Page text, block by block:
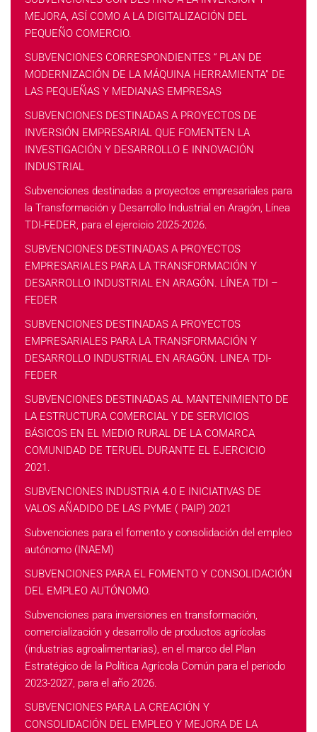
MEJORA, ASÍ COMO A LA DIGITALIZACIÓN DEL
PEQUEÑO COMERCIO.
SUBVENCIONES CORRESPONDIENTES “ PLAN DE
MODERNIZACIÓN DE LA MÁQUINA HERRAMIENTA” DE
LAS PEQUEÑAS Y MEDIANAS EMPRESAS
SUBVENCIONES DESTINADAS A PROYECTOS DE
INVERSIÓN EMPRESARIAL QUE FOMENTEN LA
INVESTIGACIÓN Y DESARROLLO E INNOVACIÓN
INDUSTRIAL
Subvenciones destinadas a proyectos empresariales para
la Transformación y Desarrollo Industrial en Aragón, Línea
TDI-FEDER, para el ejercicio 2025-2026.
SUBVENCIONES DESTINADAS A PROYECTOS
EMPRESARIALES PARA LA TRANSFORMACIÓN Y
DESARROLLO INDUSTRIAL EN ARAGÓN. LÍNEA TDI –
FEDER
SUBVENCIONES DESTINADAS A PROYECTOS
EMPRESARIALES PARA LA TRANSFORMACIÓN Y
DESARROLLO INDUSTRIAL EN ARAGÓN. LINEA TDI-
FEDER
SUBVENCIONES DESTINADAS AL MANTENIMIENTO DE
LA ESTRUCTURA COMERCIAL Y DE SERVICIOS
BÁSICOS EN EL MEDIO RURAL DE LA COMARCA
COMUNIDAD DE TERUEL DURANTE EL EJERCICIO
2021.
SUBVENCIONES INDUSTRIA 4.0 E INICIATIVAS DE
VALOS AÑADIDO DE LAS PYME ( PAIP) 2021
Subvenciones para el fomento y consolidación del empleo
autónomo (INAEM)
SUBVENCIONES PARA EL FOMENTO Y CONSOLIDACIÓN
DEL EMPLEO AUTÓNOMO.
Subvenciones para inversiones en transformación,
comercialización y desarrollo de productos agrícolas
(industrias agroalimentarias), en el marco del Plan
Estratégico de la Política Agrícola Común para el periodo
2023-2027, para el año 2026.
SUBVENCIONES PARA LA CREACIÓN Y
CONSOLIDACIÓN DEL EMPLEO Y MEJORA DE LA